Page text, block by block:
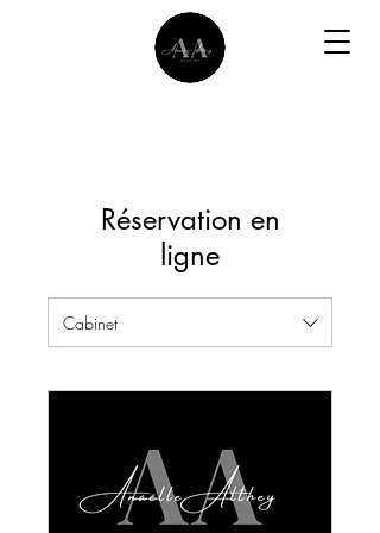
Réservation en
ligne
Cabinet